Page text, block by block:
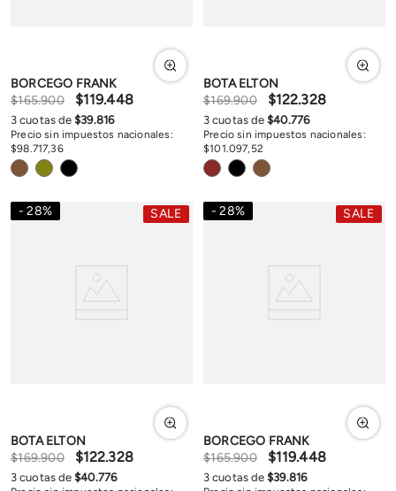
BORCEGO FRANK
$165.900 $119.448
Precio sin impuestos nacionales:
$98.717,36
3 cuotas de$39.816
BOTA ELTON
$169.900 $122.328
Precio sin impuestos nacionales:
$101.097, 52
3 cuotas de$40.776
28% SALE
BOTA ELTON
$169.900 $122.328
3 cuotas de$40.776
28% SALE
BORCEGO FRANK
$165.900 $119.448
3 cuotas de$39.816